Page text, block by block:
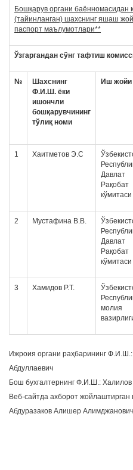
Бошқарув органи баённомасидан
(тайинланган) шахснинг яшаш
паспорт маълумотлари**
Ўзгаргандан сўнг тафтиш
№
Шахснинг
Ф.И.Ш. ёки
ишончли
бошқарувчининг
тўлиқ номи
Иш жойи
1 Хаитметов Э.С
Давлат
Рақобат
кўмитаси
2 Мустафина В.В.
Давлат
Рақобат
кўмитаси
3 Хамидов Р.Т.
молия
Ижроия органи раҳбарининг
Абдуллаевич
Бош бухгалтернинг Ф.И.Ш.:
Веб-сайтда ахборот
Абдуразаков Алишер Алимджанович